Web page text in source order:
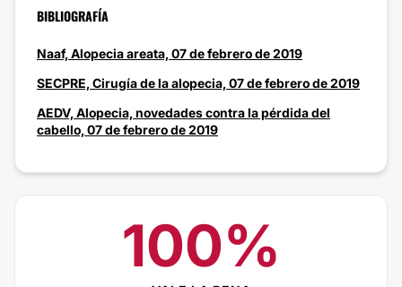
BIBLIOGRAFÍA
Naaf, Alopecia areata, 07 de febrero de 2019
SECPRE, Cirugía de la alopecia, 07 de febrero de 2019
AEDV, Alopecia, novedades contra la pérdida del
cabello, 07 de febrero de 2019
100%